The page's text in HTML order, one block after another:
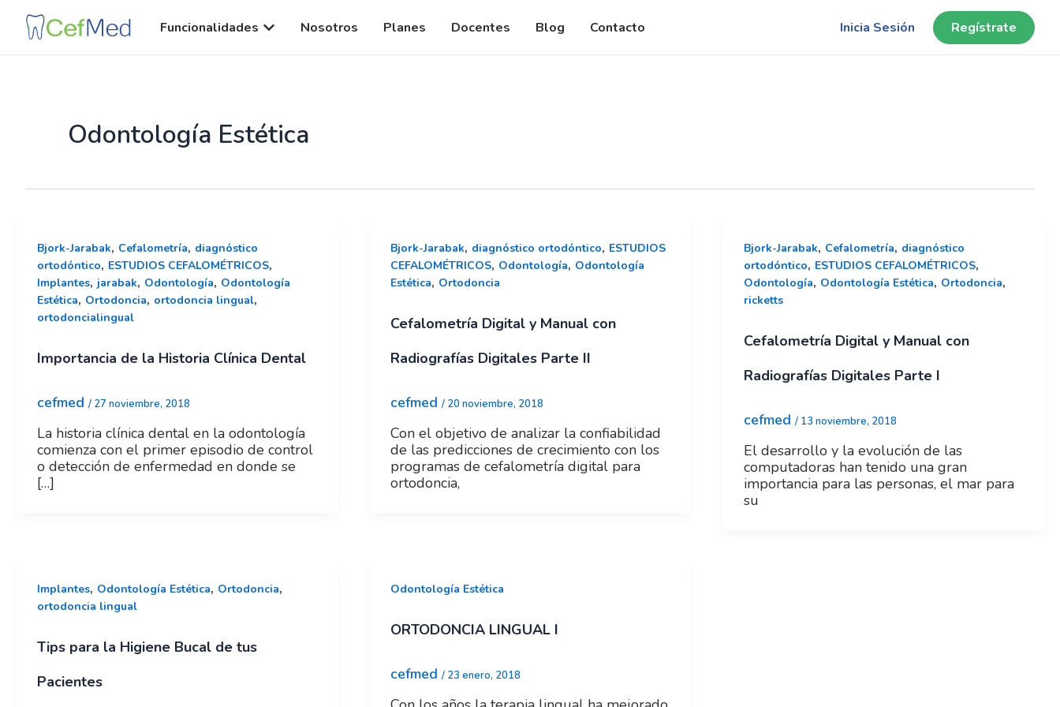
contenido
Funcionalidades Open Funcionalidades
Nosotros Planes Docentes Blog Contacto Inicia Sesión Regístrate
Odontología Estética
Bjork-Jarabak, Cefalometría, diagnóstico
ortodóntico, ESTUDIOS CEFALOMÉTRICOS,
Implantes, jarabak, Odontología, Odontología
Estética, Ortodoncia, ortodoncia lingual,
ortodoncialingual
Importancia de la Historia Clínica Dental
cefmed / 27 noviembre, 2018
La historia clínica dental en la odontología
comienza con el primer episodio de control
o detección de enfermedad en donde se
[…]
Bjork-Jarabak, diagnóstico ortodóntico, ESTUDIOS
CEFALOMÉTRICOS, Odontología, Odontología
Estética, Ortodoncia
Cefalometría Digital y Manual con
Radiografías Digitales Parte II
cefmed / 20 noviembre, 2018
Con el objetivo de analizar la confiabilidad
de las predicciones de crecimiento con los
programas de cefalometría digital para
ortodoncia,
Bjork-Jarabak, Cefalometría, diagnóstico
ortodóntico, ESTUDIOS CEFALOMÉTRICOS,
Odontología, Odontología Estética, Ortodoncia,
ricketts
Cefalometría Digital y Manual con
Radiografías Digitales Parte I
cefmed / 13 noviembre, 2018
El desarrollo y la evolución de las
computadoras han tenido una gran
importancia para las personas, el mar para
su
Implantes, Odontología Estética, Ortodoncia,
ortodoncia lingual
Tips para la Higiene Bucal de tus
Pacientes
Odontología Estética
ORTODONCIA LINGUAL I
cefmed / 23 enero, 2018